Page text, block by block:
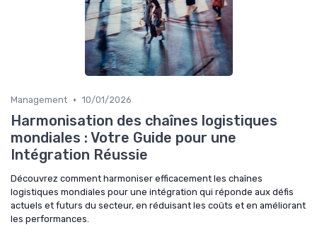
Management • 10/01/2026
Harmonisation des chaînes logistiques
mondiales : Votre Guide pour une
Intégration Réussie
Découvrez comment harmoniser efficacement les chaînes
logistiques mondiales pour une intégration qui réponde aux défis
actuels et futurs du secteur, en réduisant les coûts et en améliorant
les performances.